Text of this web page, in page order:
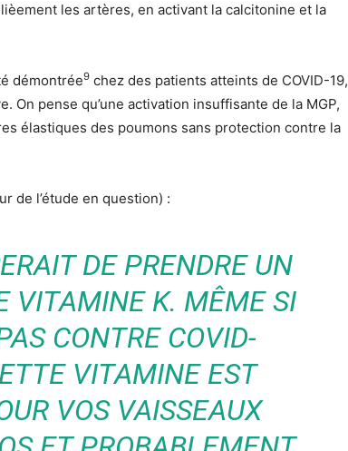
les artères, en activant la calcitonine et la
démontrée9 chez des patients atteints de COVID-19,
On pense qu’une activation insuffisante de la MGP,
élastiques des poumons sans protection contre la
de l’étude en question) :
DE PRENDRE UN
VITAMINE K. MÊME SI
CONTRE COVID-
VITAMINE EST
VOS VAISSEAUX